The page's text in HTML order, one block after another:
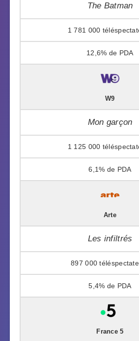
The Batman
1 781 000
12,6%
W9
Mon garçon
1 125 000
6,1%
Arte
Les infiltrés
897 000
5,4%
France 5